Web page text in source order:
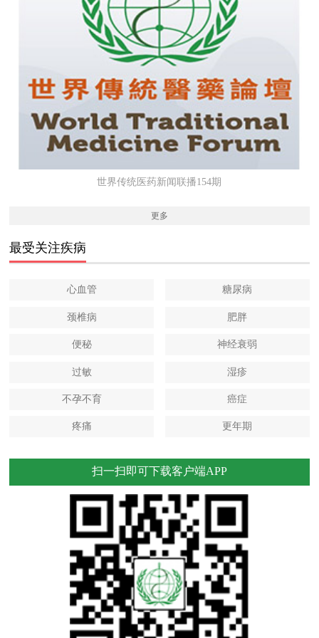
世界传统医药新闻联播154期
更多
最受关注疾病
心血管 糖尿病
颈椎病 肥胖
便秘 神经衰弱
过敏 湿疹
不孕不育 癌症
疼痛 更年期
扫一扫即可下载客户端APP